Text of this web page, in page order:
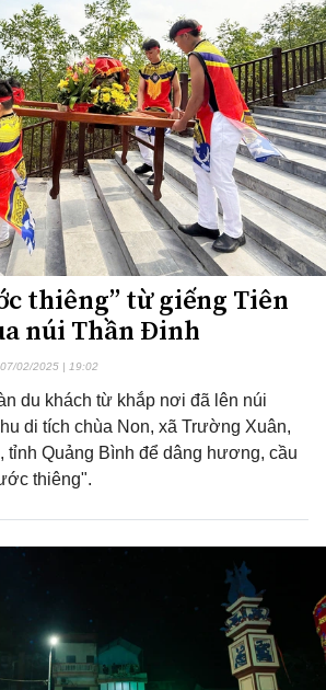
thiêng” từ giếng Tiên
núi Thần Đinh
02/2025 | 19:02
du khách từ khắp nơi đã lên núi
di tích chùa Non, xã Trường Xuân,
tỉnh Quảng Bình để dâng hương, cầu
thiêng".